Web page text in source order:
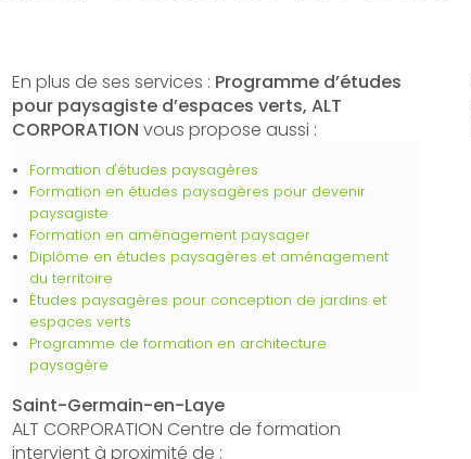
En plus de ses services : Programme d’études
pour paysagiste d’espaces verts, ALT
CORPORATION vous propose aussi :
Formation d'études paysagères
Formation en études paysagères pour devenir
paysagiste
Formation en aménagement paysager
Diplôme en études paysagères et aménagement
du territoire
Études paysagères pour conception de jardins et
espaces verts
Programme de formation en architecture
paysagère
Saint-Germain-en-Laye
ALT CORPORATION Centre de formation
intervient à proximité de :